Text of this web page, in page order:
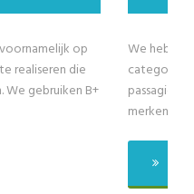
in onze Budget Transfer
passagiers tot maximaal 8
gebruiken B+ voertuig